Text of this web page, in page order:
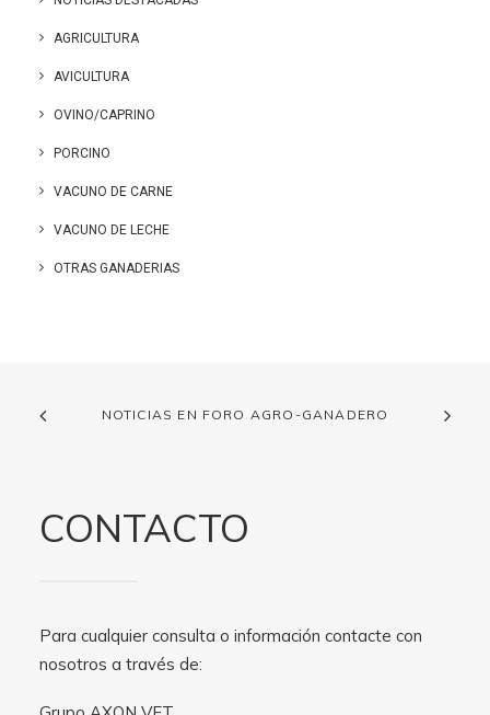
AGRICULTURA
AVICULTURA
OVINO/CAPRINO
PORCINO
VACUNO DE CARNE
VACUNO DE LECHE
OTRAS GANADERIAS
NOTICIAS EN FORO AGRO-GANADERO
CONTACTO
Para cualquier consulta o información contacte con
nosotros a través de: